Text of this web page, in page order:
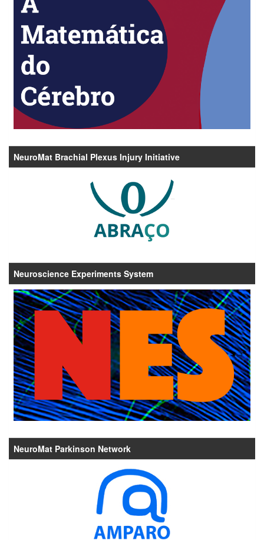
NeuroMat Brachial Plexus Injury Initiative
Neuroscience Experiments System
NeuroMat Parkinson Network